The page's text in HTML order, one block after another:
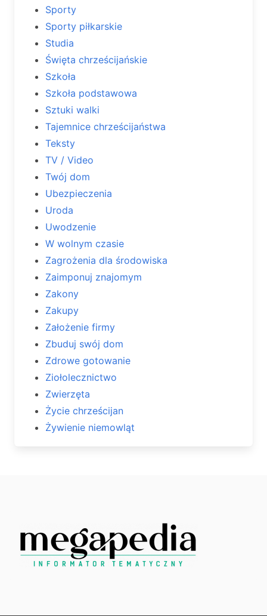
Sporty
Sporty piłkarskie
Studia
Święta chrześcijańskie
Szkoła
Szkoła podstawowa
Sztuki walki
Tajemnice chrześcijaństwa
Teksty
TV / Video
Twój dom
Ubezpieczenia
Uroda
Uwodzenie
W wolnym czasie
Zagrożenia dla środowiska
Zaimponuj znajomym
Zakony
Zakupy
Założenie firmy
Zbuduj swój dom
Zdrowe gotowanie
Ziołolecznictwo
Zwierzęta
Życie chrześcijan
Żywienie niemowląt